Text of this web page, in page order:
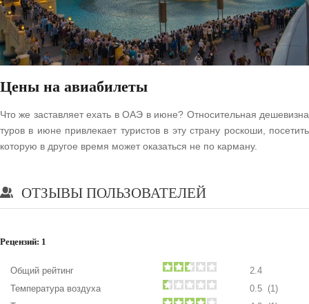
Цены на авиабилеты
Что же заставляет ехать в ОАЭ в июне? Относительная дешевизна
туров в июне привлекает туристов в эту страну роскоши, посетить
которую в другое время может оказаться не по карману.
ОТЗЫВЫ ПОЛЬЗОВАТЕЛЕЙ
Рецензий: 1
Общий рейтинг
2.4
Температура воздуха
0.5 (1)